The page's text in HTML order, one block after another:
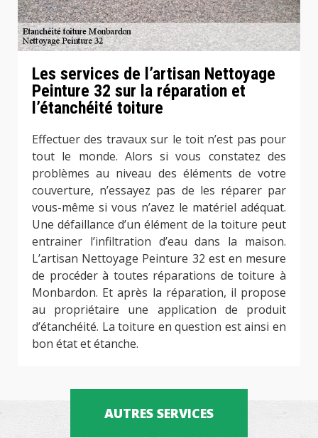
Les services de l’artisan Nettoyage
Peinture 32 sur la réparation et
l’étanchéité toiture
Effectuer des travaux sur le toit n’est pas pour
tout le monde. Alors si vous constatez des
problèmes au niveau des éléments de votre
couverture, n’essayez pas de les réparer par
vous-même si vous n’avez le matériel adéquat.
Une défaillance d’un élément de la toiture peut
entrainer l’infiltration d’eau dans la maison.
L’artisan Nettoyage Peinture 32 est en mesure
de procéder à toutes réparations de toiture à
Monbardon. Et après la réparation, il propose
au propriétaire une application de produit
d’étanchéité. La toiture en question est ainsi en
bon état et étanche.
AUTRES SERVICES